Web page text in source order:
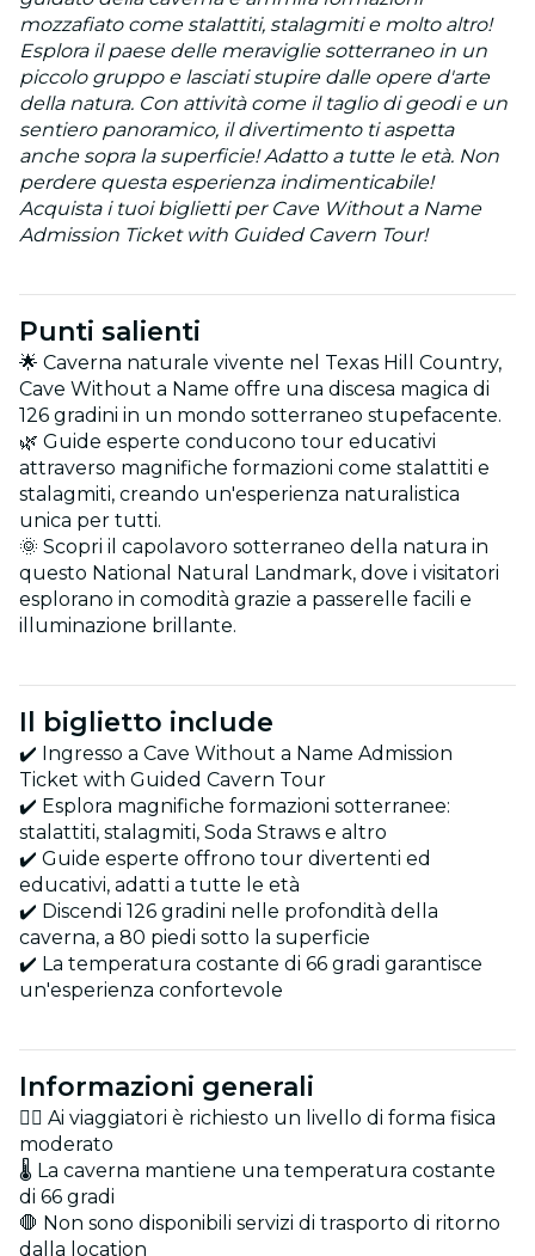
mozzafiato come stalattiti, stalagmiti e molto altro!
Esplora il paese delle meraviglie sotterraneo in un
piccolo gruppo e lasciati stupire dalle opere d'arte
della natura. Con attività come il taglio di geodi e un
sentiero panoramico, il divertimento ti aspetta
anche sopra la superficie! Adatto a tutte le età. Non
perdere questa esperienza indimenticabile!
Acquista i tuoi biglietti per Cave Without a Name
Admission Ticket with Guided Cavern Tour!
Punti salienti
🌟 Caverna naturale vivente nel Texas Hill Country,
Cave Without a Name offre una discesa magica di
126 gradini in un mondo sotterraneo stupefacente.
🌿 Guide esperte conducono tour educativi
attraverso magnifiche formazioni come stalattiti e
stalagmiti, creando un'esperienza naturalistica
unica per tutti.
🌞 Scopri il capolavoro sotterraneo della natura in
questo National Natural Landmark, dove i visitatori
esplorano in comodità grazie a passerelle facili e
illuminazione brillante.
Il biglietto include
✔️ Ingresso a Cave Without a Name Admission
Ticket with Guided Cavern Tour
✔️ Esplora magnifiche formazioni sotterranee:
stalattiti, stalagmiti, Soda Straws e altro
✔️ Guide esperte offrono tour divertenti ed
educativi, adatti a tutte le età
✔️ Discendi 126 gradini nelle profondità della
caverna, a 80 piedi sotto la superficie
✔️ La temperatura costante di 66 gradi garantisce
un'esperienza confortevole
Informazioni generali
🚶‍♂️ Ai viaggiatori è richiesto un livello di forma fisica
moderato
🌡️ La caverna mantiene una temperatura costante
di 66 gradi
🛑 Non sono disponibili servizi di trasporto di ritorno
dalla location